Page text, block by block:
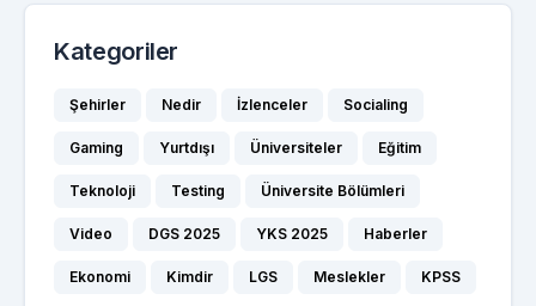
Kategoriler
Şehirler Nedir İzlenceler Socialing
Gaming Yurtdışı Üniversiteler Eğitim
Teknoloji Testing Üniversite Bölümleri
Video DGS 2025 YKS 2025 Haberler
Ekonomi Kimdir LGS Meslekler KPSS